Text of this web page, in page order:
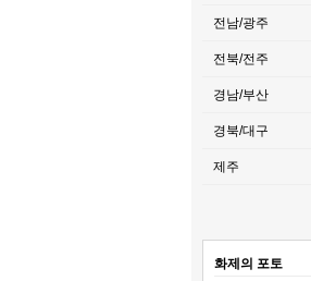
전남/광주
전북/전주
경남/부산
경북/대구
제주
화제의 포토